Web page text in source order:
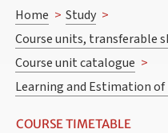
Home > Study >
Course units, transferable
Course unit catalogue >
Learning and Estimation of
COURSE TIMETABLE